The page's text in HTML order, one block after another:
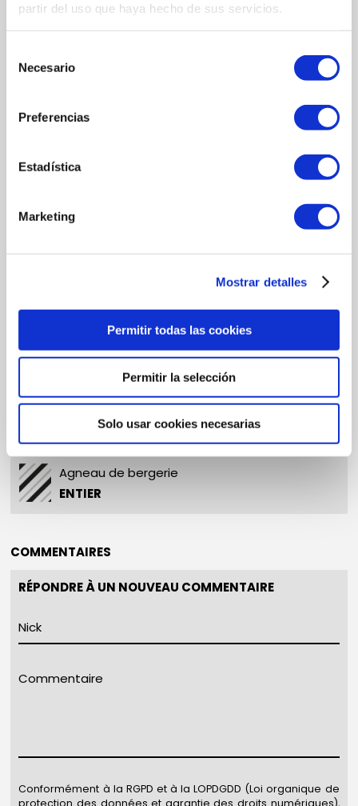
partir del uso que haya hecho de sus servicios.
Necesario
Preferencias
Estadística
Marketing
Mostrar detalles
Permitir todas las cookies
Permitir la selección
Solo usar cookies necesarias
Agneau de bergerie
ENTIER
COMMENTAIRES
RÉPONDRE À UN NOUVEAU COMMENTAIRE
Conformément à la RGPD et à la LOPDGDD (Loi organique de
protection des données et garantie des droits numériques),